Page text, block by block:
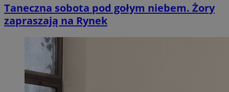
Taneczna sobota pod gołym niebem. Żory
zapraszają na Rynek